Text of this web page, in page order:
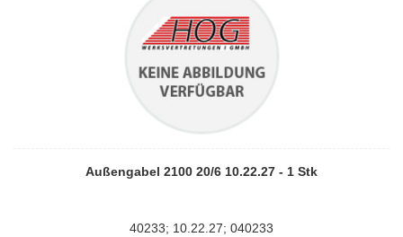
Außengabel 2100 20/6 10.22.27 - 1 Stk
40233; 10.22.27; 040233